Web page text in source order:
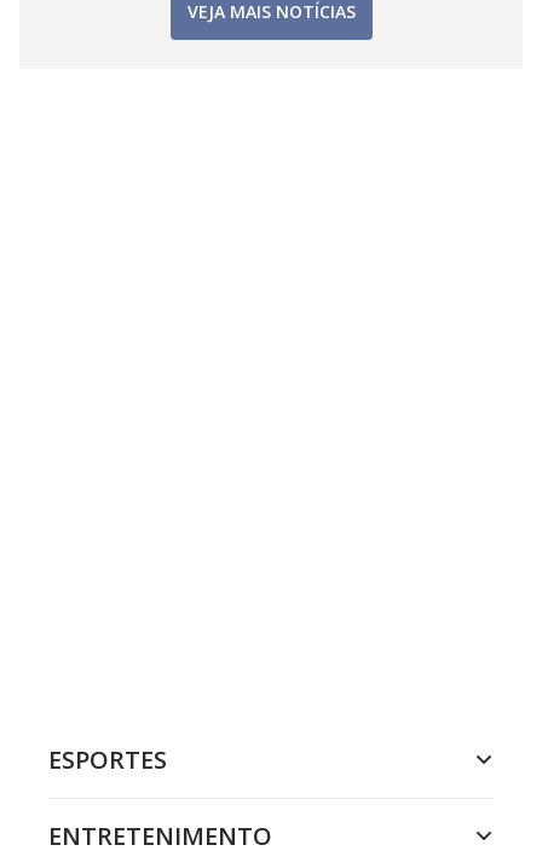
VEJA MAIS NOTÍCIAS
ESPORTES
ENTRETENIMENTO